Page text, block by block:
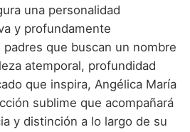
una personalidad
y profundamente
que buscan un nombre
atemporal, profundidad
que inspira, Angélica María
sublime que acompañará
y distinción a lo largo de su